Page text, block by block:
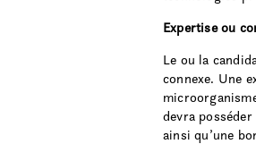
Expertise ou
Le ou la
connexe. Une
devra
ainsi qu’une